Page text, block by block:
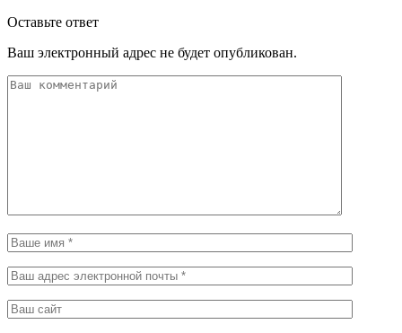
Оставьте ответ
Ваш электронный адрес не будет опубликован.